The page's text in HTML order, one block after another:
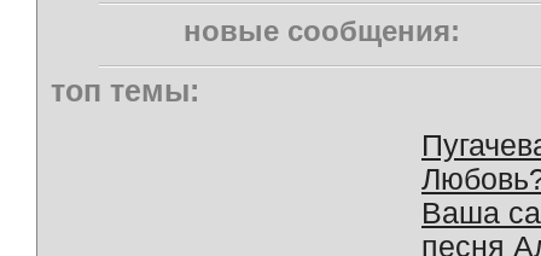
новые сообщения:
топ темы:
Ваша
песня